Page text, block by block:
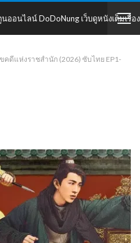
อนไลน์ DoDoNung เว็บดูหนังเต็มเรื่อง
คดีแห่งราชสำนัก (2026) ซับไทย EP1-